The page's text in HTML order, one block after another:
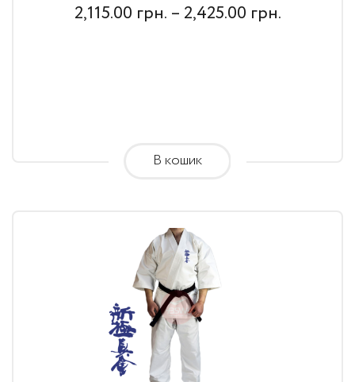
2,115.00 грн. – 2,425.00 грн.Price
В кошик